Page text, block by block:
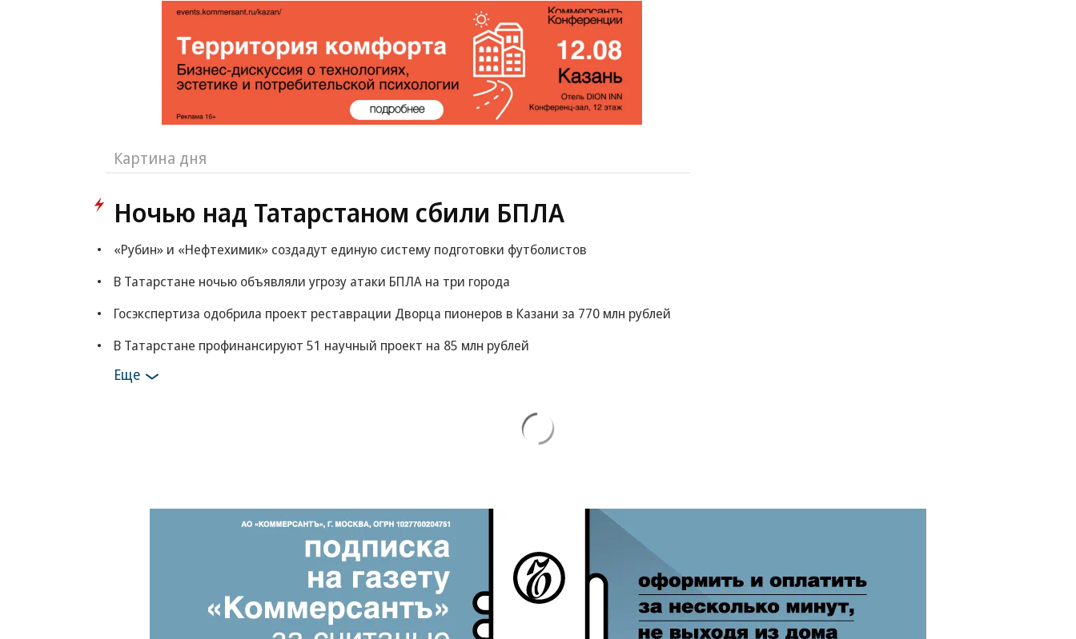
Картина дня
Ночью над Татарстаном сбили БПЛА
«Рубин» и «Нефтехимик» создадут единую систему подготовки футболистов
В Татарстане ночью объявляли угрозу атаки БПЛА на три города
Госэкспертиза одобрила проект реставрации Дворца пионеров в Казани за 770 млн рублей
В Татарстане профинансируют 51 научный проект на 85 млн рублей
Еще